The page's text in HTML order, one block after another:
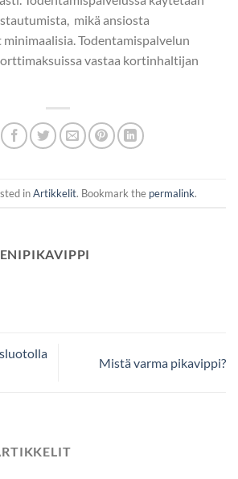
mikä ansiosta
Todentamispalvelun
vastaa kortinhaltijan
inArtikkelit. Bookmark the permalink.
Mistä varma pikavippi?